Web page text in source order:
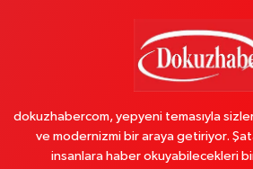
dokuzhabercom, yepyeni temasıyla
ve modernizmi bir araya getiriyor.
insanlara haber okuyabilecekleri